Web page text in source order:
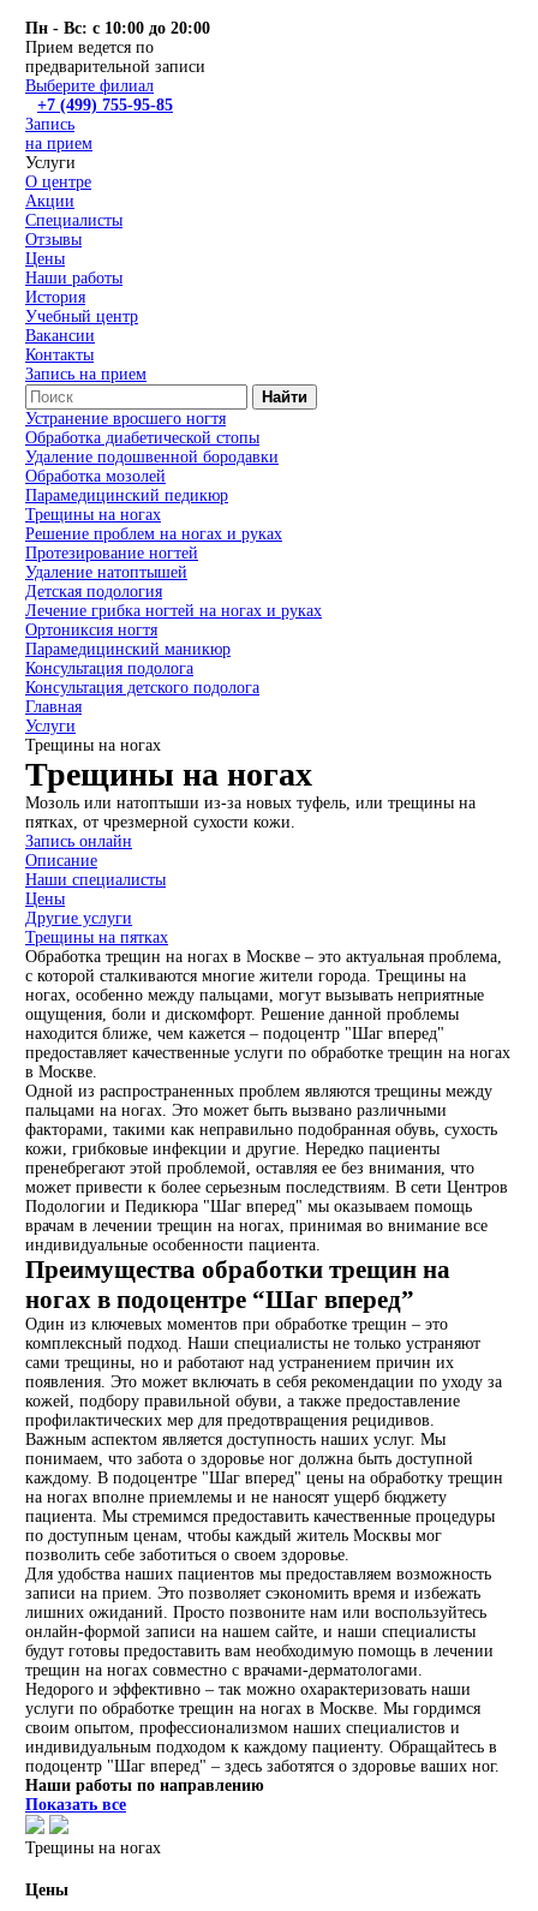
Пн - Вс: с 10:00 до 20:00
Прием ведется по
предварительной записи
Выберите филиал
+7 (499) 755-95-85
Запись
на прием
Услуги
О центре
Акции
Специалисты
Отзывы
Цены
Наши работы
История
Учебный центр
Вакансии
Контакты
Запись на прием
Найти
Устранение вросшего ногтя
Обработка диабетической стопы
Удаление подошвенной бородавки
Обработка мозолей
Парамедицинский педикюр
Трещины на ногах
Решение проблем на ногах и руках
Протезирование ногтей
Удаление натоптышей
Детская подология
Лечение грибка ногтей на ногах и руках
Ортониксия ногтя
Парамедицинский маникюр
Консультация подолога
Консультация детского подолога
Главная
Услуги
Трещины на ногах
Трещины на ногах
Мозоль или натоптыши из-за новых туфель, или трещины на
пятках, от чрезмерной сухости кожи.
Запись онлайн
Описание
Наши специалисты
Цены
Другие услуги
Трещины на пятках
Обработка трещин на ногах в Москве – это актуальная проблема,
с которой сталкиваются многие жители города. Трещины на
ногах, особенно между пальцами, могут вызывать неприятные
ощущения, боли и дискомфорт. Решение данной проблемы
находится ближе, чем кажется – подоцентр "Шаг вперед"
предоставляет качественные услуги по обработке трещин на ногах
в Москве.
Одной из распространенных проблем являются трещины между
пальцами на ногах. Это может быть вызвано различными
факторами, такими как неправильно подобранная обувь, сухость
кожи, грибковые инфекции и другие. Нередко пациенты
пренебрегают этой проблемой, оставляя ее без внимания, что
может привести к более серьезным последствиям. В сети Центров
Подологии и Педикюра "Шаг вперед" мы оказываем помощь
врачам в лечении трещин на ногах, принимая во внимание все
индивидуальные особенности пациента.
Преимущества обработки трещин на
ногах в подоцентре “Шаг вперед”
Один из ключевых моментов при обработке трещин – это
комплексный подход. Наши специалисты не только устраняют
сами трещины, но и работают над устранением причин их
появления. Это может включать в себя рекомендации по уходу за
кожей, подбору правильной обуви, а также предоставление
профилактических мер для предотвращения рецидивов.
Важным аспектом является доступность наших услуг. Мы
понимаем, что забота о здоровье ног должна быть доступной
каждому. В подоцентре "Шаг вперед" цены на обработку трещин
на ногах вполне приемлемы и не наносят ущерб бюджету
пациента. Мы стремимся предоставить качественные процедуры
по доступным ценам, чтобы каждый житель Москвы мог
позволить себе заботиться о своем здоровье.
Для удобства наших пациентов мы предоставляем возможность
записи на прием. Это позволяет сэкономить время и избежать
лишних ожиданий. Просто позвоните нам или воспользуйтесь
онлайн-формой записи на нашем сайте, и наши специалисты
будут готовы предоставить вам необходимую помощь в лечении
трещин на ногах совместно с врачами-дерматологами.
Недорого и эффективно – так можно охарактеризовать наши
услуги по обработке трещин на ногах в Москве. Мы гордимся
своим опытом, профессионализмом наших специалистов и
индивидуальным подходом к каждому пациенту. Обращайтесь в
подоцентр "Шаг вперед" – здесь заботятся о здоровье ваших ног.
Наши работы по направлению
Показать все
Трещины на ногах
Цены